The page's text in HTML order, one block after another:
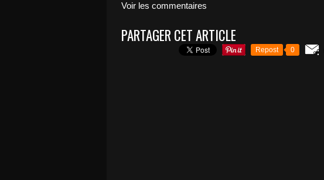
Voir les commentaires
PARTAGER CET ARTICLE
Repost 0